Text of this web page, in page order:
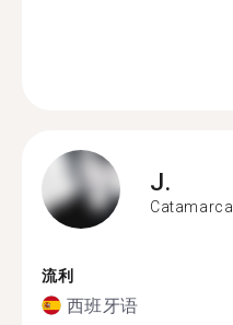
J.
Catamarca
流利
西班牙语